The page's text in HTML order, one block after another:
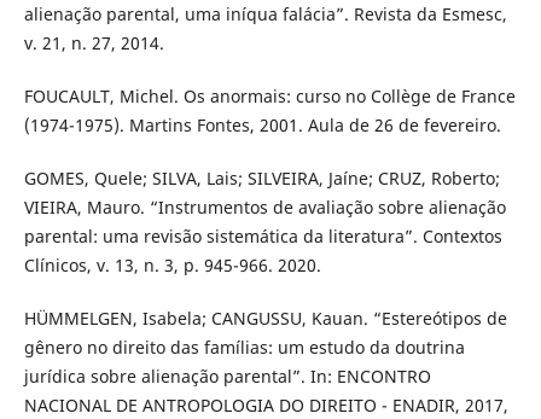
alienação parental, uma iníqua falácia”. Revista da Esmesc,
v. 21, n. 27, 2014.
FOUCAULT, Michel. Os anormais: curso no Collège de France
(1974-1975). Martins Fontes, 2001. Aula de 26 de fevereiro.
GOMES, Quele; SILVA, Lais; SILVEIRA, Jaíne; CRUZ, Roberto;
VIEIRA, Mauro. “Instrumentos de avaliação sobre alienação
parental: uma revisão sistemática da literatura”. Contextos
Clínicos, v. 13, n. 3, p. 945-966. 2020.
HÜMMELGEN, Isabela; CANGUSSU, Kauan. “Estereótipos de
gênero no direito das famílias: um estudo da doutrina
jurídica sobre alienação parental”. In: ENCONTRO
NACIONAL DE ANTROPOLOGIA DO DIREITO - ENADIR, 2017,